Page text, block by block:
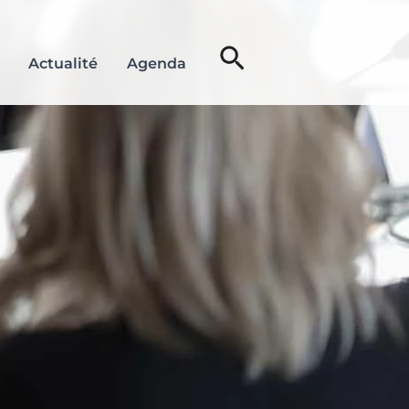
Actualité Agenda Rechercher